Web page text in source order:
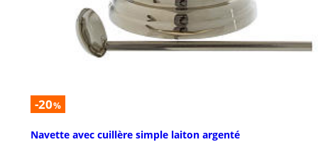
-20%
Navette avec cuillère simple laiton argenté